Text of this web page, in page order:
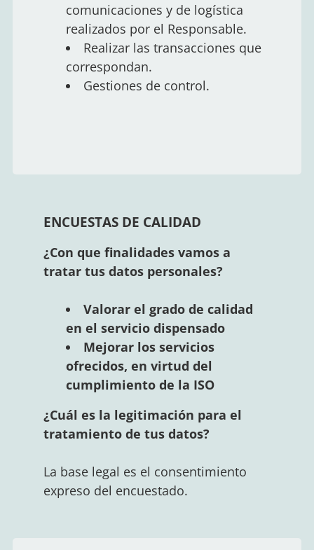
comunicaciones y de logística
realizados por el Responsable.
Realizar las transacciones que
correspondan.
Gestiones de control.
ENCUESTAS DE CALIDAD
¿Con que finalidades vamos a
tratar tus datos personales?
Valorar el grado de calidad
en el servicio dispensado
Mejorar los servicios
ofrecidos, en virtud del
cumplimiento de la ISO
¿Cuál es la legitimación para el
tratamiento de tus datos?
La base legal es el consentimiento
expreso del encuestado.